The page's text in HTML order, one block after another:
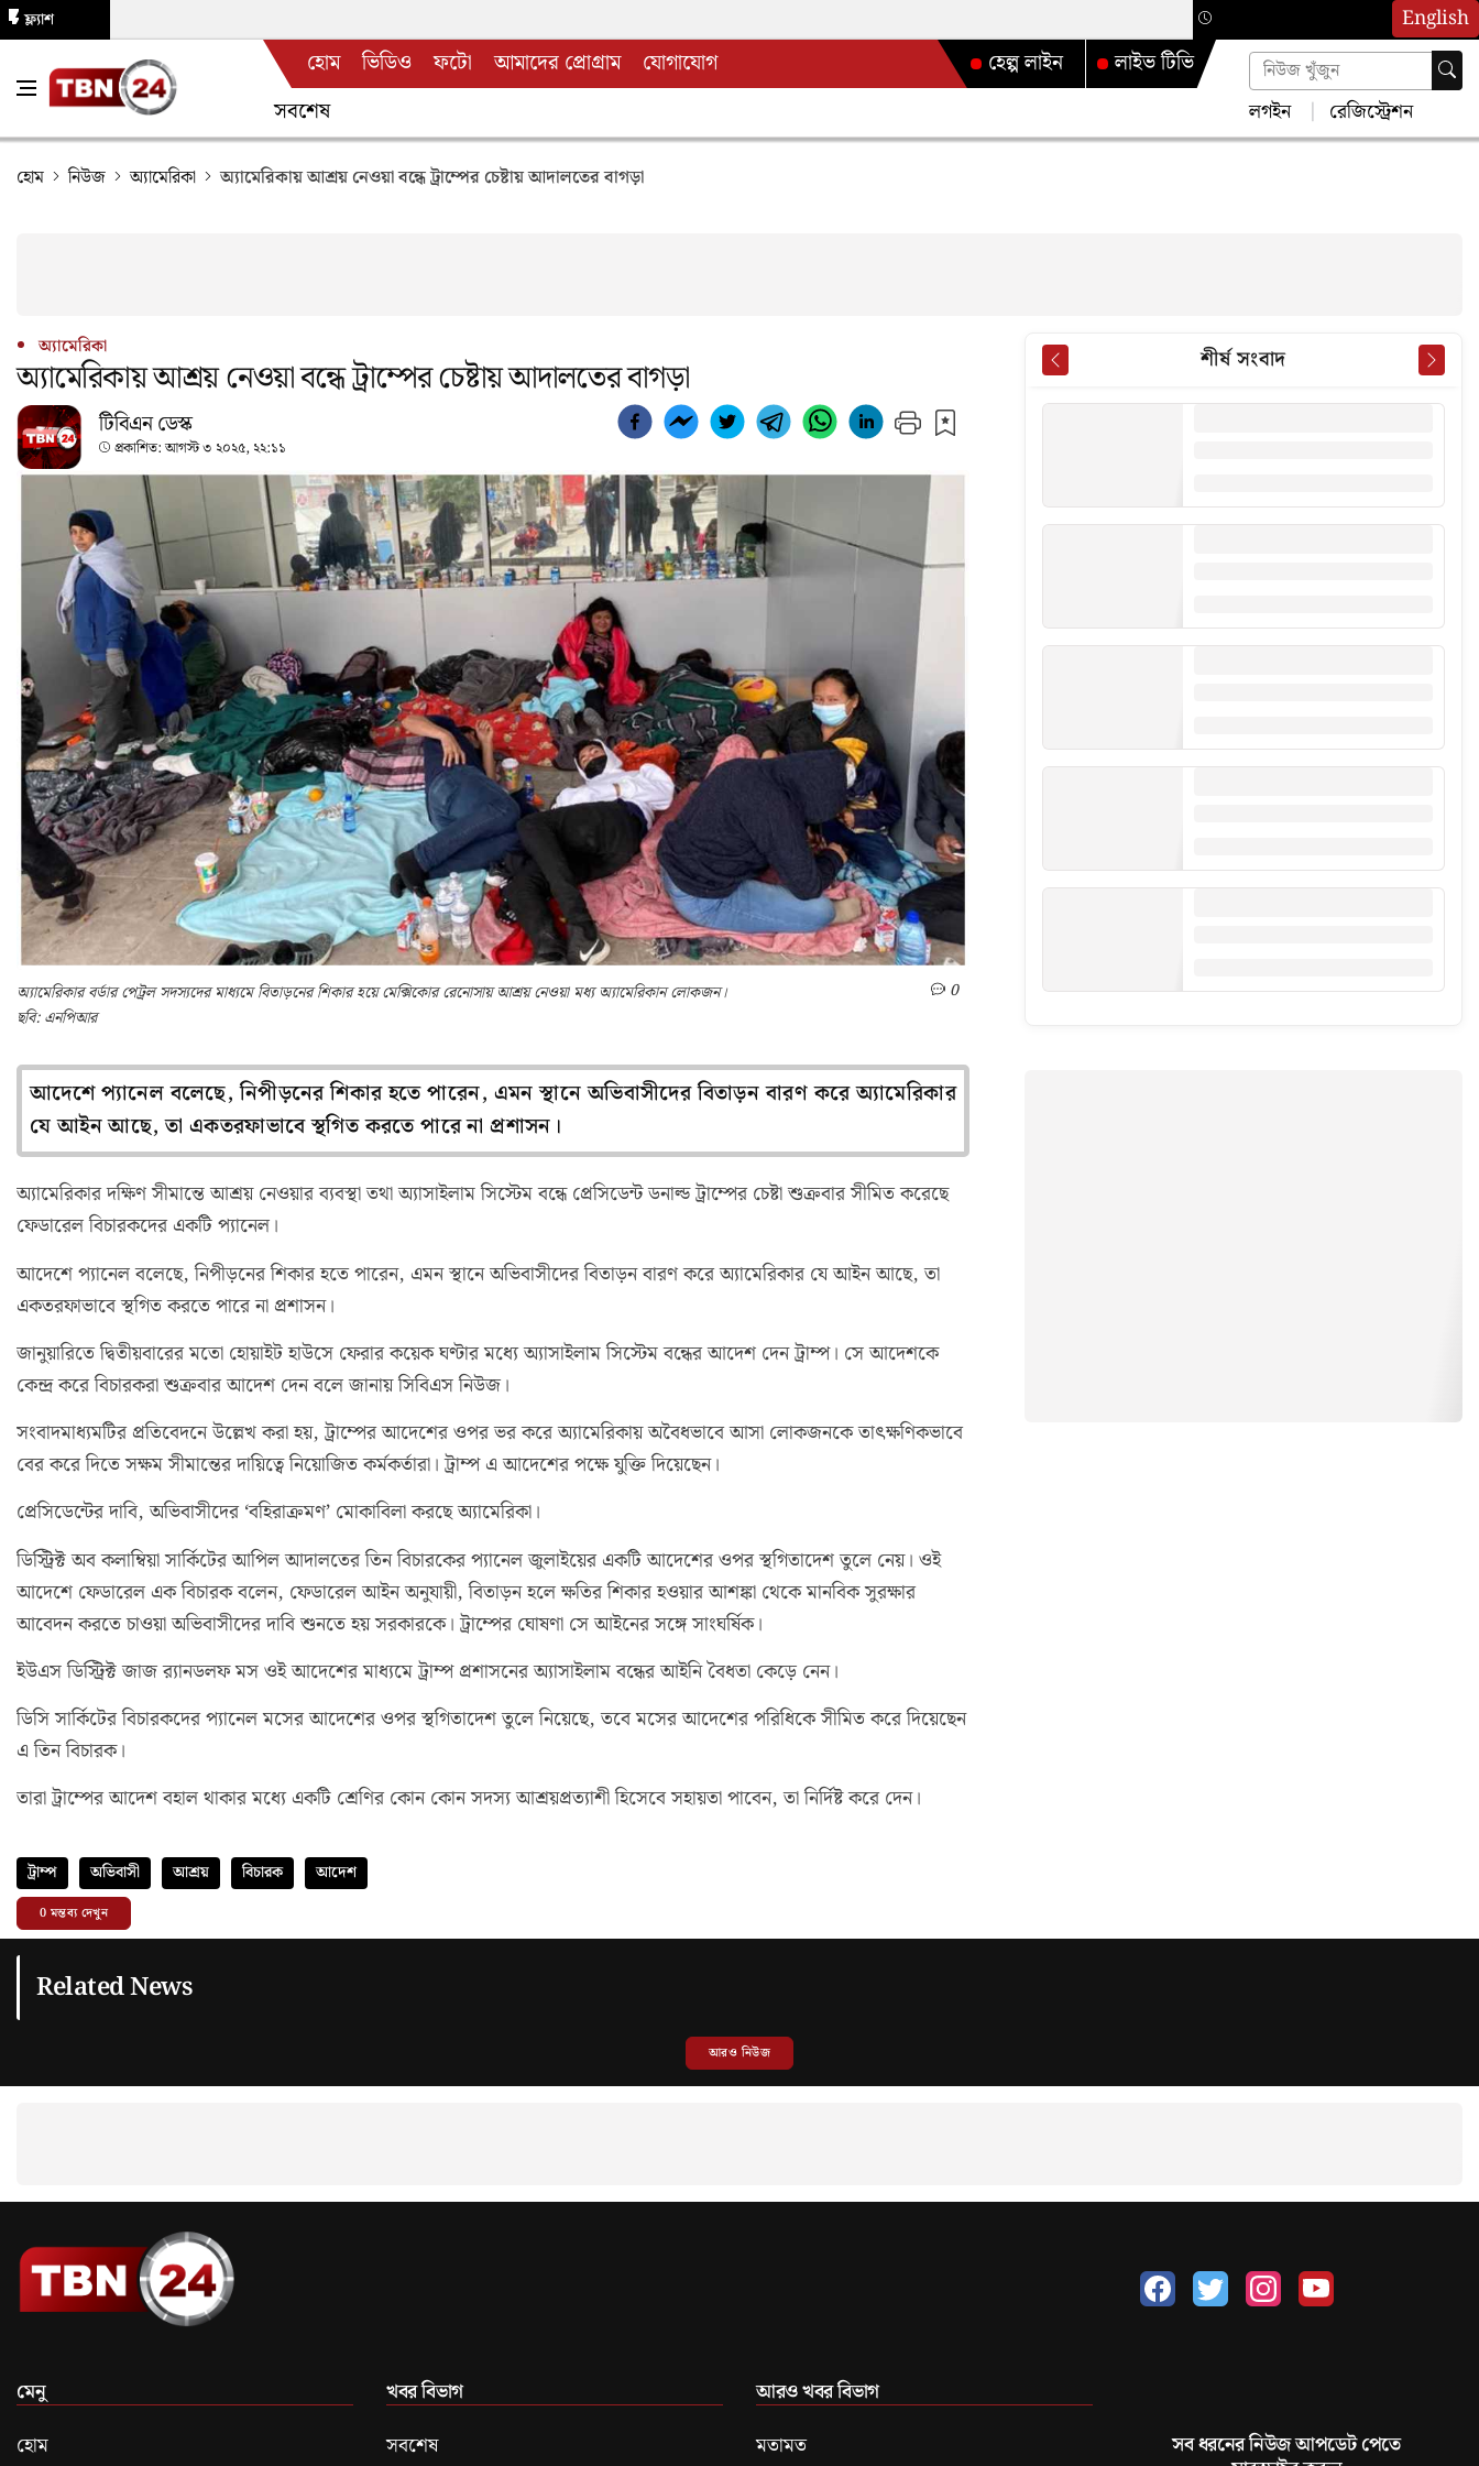
English
ফ্ল্যাশ
হোম ভিডিও ফটো আমাদের প্রোগ্রাম যোগাযোগ লাইভ টিভি
হেল্প লাইন
সবশেষ
লগইন রেজিস্ট্রেশন
হোম নিউজ অ্যামেরিকা অ্যামেরিকায় আশ্রয় নেওয়া বন্ধে ট্রাম্পের চেষ্টায় আদালতের বাগড়া
অ্যামেরিকা
অ্যামেরিকায় আশ্রয় নেওয়া বন্ধে ট্রাম্পের চেষ্টায় আদালতের বাগড়া
টিবিএন ডেস্ক
প্রকাশিত:আগস্ট ৩ ২০২৫, ২২:১১
অ্যামেরিকার বর্ডার পেট্রল সদস্যদের মাধ্যমে বিতাড়নের শিকার হয়ে মেক্সিকোর রেনোসায় আশ্রয় নেওয়া মধ্য অ্যামেরিকান লোকজন।
ছবি: এনপিআর
0
আদেশে প্যানেল বলেছে, নিপীড়নের শিকার হতে পারেন, এমন স্থানে অভিবাসীদের বিতাড়ন বারণ করে অ্যামেরিকার
যে আইন আছে, তা একতরফাভাবে স্থগিত করতে পারে না প্রশাসন।
অ্যামেরিকার দক্ষিণ সীমান্তে আশ্রয় নেওয়ার ব্যবস্থা তথা অ্যাসাইলাম সিস্টেম বন্ধে প্রেসিডেন্ট ডনাল্ড ট্রাম্পের চেষ্টা শুক্রবার সীমিত করেছে
ফেডারেল বিচারকদের একটি প্যানেল।
আদেশে প্যানেল বলেছে, নিপীড়নের শিকার হতে পারেন, এমন স্থানে অভিবাসীদের বিতাড়ন বারণ করে অ্যামেরিকার যে আইন আছে, তা
একতরফাভাবে স্থগিত করতে পারে না প্রশাসন।
জানুয়ারিতে দ্বিতীয়বারের মতো হোয়াইট হাউসে ফেরার কয়েক ঘণ্টার মধ্যে অ্যাসাইলাম সিস্টেম বন্ধের আদেশ দেন ট্রাম্প। সে আদেশকে
কেন্দ্র করে বিচারকরা শুক্রবার আদেশ দেন বলে জানায় সিবিএস নিউজ।
সংবাদমাধ্যমটির প্রতিবেদনে উল্লেখ করা হয়, ট্রাম্পের আদেশের ওপর ভর করে অ্যামেরিকায় অবৈধভাবে আসা লোকজনকে তাৎক্ষণিকভাবে
বের করে দিতে সক্ষম সীমান্তের দায়িত্বে নিয়োজিত কর্মকর্তারা। ট্রাম্প এ আদেশের পক্ষে যুক্তি দিয়েছেন।
প্রেসিডেন্টের দাবি, অভিবাসীদের ‘বহিরাক্রমণ’ মোকাবিলা করছে অ্যামেরিকা।
ডিস্ট্রিক্ট অব কলাম্বিয়া সার্কিটের আপিল আদালতের তিন বিচারকের প্যানেল জুলাইয়ের একটি আদেশের ওপর স্থগিতাদেশ তুলে নেয়। ওই
আদেশে ফেডারেল এক বিচারক বলেন, ফেডারেল আইন অনুযায়ী, বিতাড়ন হলে ক্ষতির শিকার হওয়ার আশঙ্কা থেকে মানবিক সুরক্ষার
আবেদন করতে চাওয়া অভিবাসীদের দাবি শুনতে হয় সরকারকে। ট্রাম্পের ঘোষণা সে আইনের সঙ্গে সাংঘর্ষিক।
ইউএস ডিস্ট্রিক্ট জাজ র‌্যানডলফ মস ওই আদেশের মাধ্যমে ট্রাম্প প্রশাসনের অ্যাসাইলাম বন্ধের আইনি বৈধতা কেড়ে নেন।
ডিসি সার্কিটের বিচারকদের প্যানেল মসের আদেশের ওপর স্থগিতাদেশ তুলে নিয়েছে, তবে মসের আদেশের পরিধিকে সীমিত করে দিয়েছেন
এ তিন বিচারক।
তারা ট্রাম্পের আদেশ বহাল থাকার মধ্যে একটি শ্রেণির কোন কোন সদস্য আশ্রয়প্রত্যাশী হিসেবে সহায়তা পাবেন, তা নির্দিষ্ট করে দেন।
ট্রাম্প অভিবাসী আশ্রয় বিচারক আদেশ
0মন্তব্য দেখুন
শীর্ষ সংবাদ
Related News
আরও নিউজ
মেনু
হোম
খবর বিভাগ
সবশেষ
আরও খবর বিভাগ
মতামত
সব ধরনের নিউজ আপডেট পেতে